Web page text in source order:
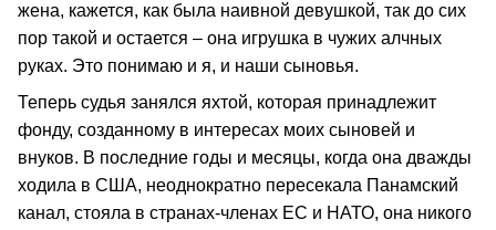
жена, кажется, как была наивной девушкой, так до сих
пор такой и остается – она игрушка в чужих алчных
руках. Это понимаю и я, и наши сыновья.
Теперь судья занялся яхтой, которая принадлежит
фонду, созданному в интересах моих сыновей и
внуков. В последние годы и месяцы, когда она дважды
ходила в США, неоднократно пересекала Панамский
канал, стояла в странах-членах ЕС и НАТО, она никого